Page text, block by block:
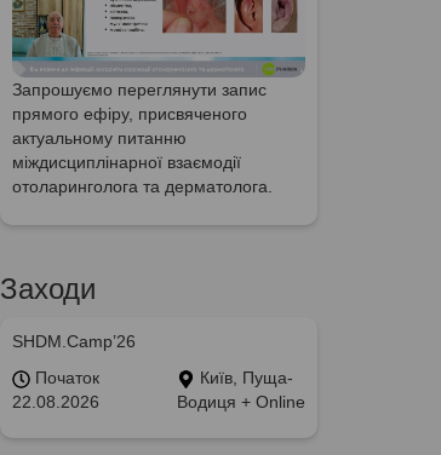
Запрошуємо переглянути запис
прямого ефіру, присвяченого
актуальному питанню
міждисциплінарної взаємодії
отоларинголога та дерматолога.
Заходи
SHDM.Camp’26
Початок
22.08.2026
Київ, Пуща-
Водиця + Online